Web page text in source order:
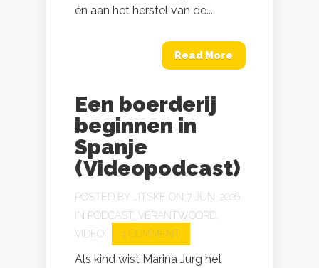
én aan het herstel van de...
Read More
Een boerderij
beginnen in
Spanje
(Videopodcast)
POSTED BY JITSKE ON 7 JUN, 2026
IN PODCAST, VERANTWOORD,
VIDEO
1 COMMENT
Als kind wist Marina Jurg het